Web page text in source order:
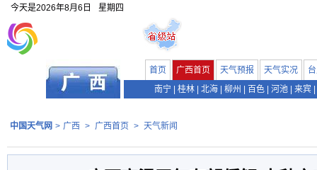
今天是2026年8月6日 星期四
首页 广西首页 天气预报 天气实况
南宁
桂林 北海 柳州 百色 河池 来宾
中国天气网 > 广西 > 广西首页 > 天气新闻